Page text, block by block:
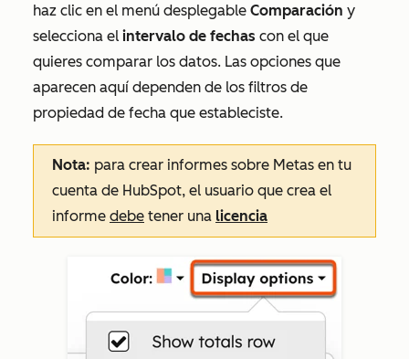
haz clic en el menú desplegable Comparación y
selecciona el intervalo de fechas con el que
quieres comparar los datos. Las opciones que
aparecen aquí dependen de los filtros de
propiedad de fecha que estableciste.
Nota: para crear informes sobre Metas en tu
cuenta de HubSpot, el usuario que crea el
informe debe tener una licencia